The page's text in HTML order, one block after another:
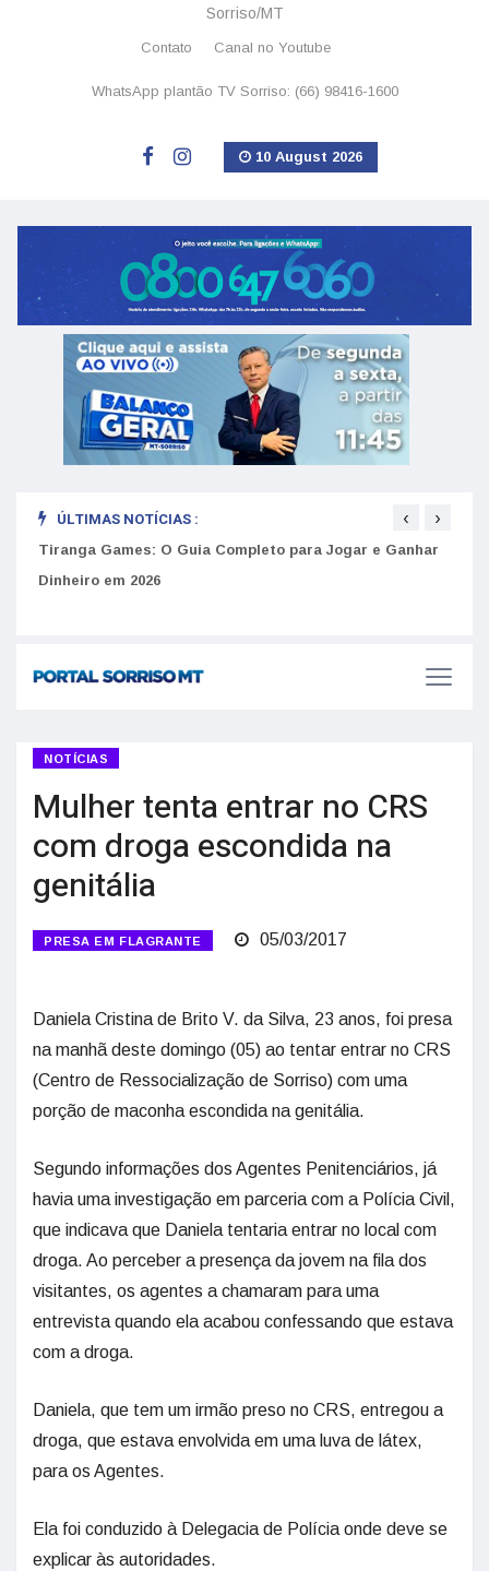
Sorriso/MT
Contato Canal no Youtube
WhatsApp plantão TV Sorriso: (66) 98416-1600
10 August 2026
ÚLTIMAS NOTÍCIAS :
Tiranga Games: O Guia Completo para Jogar e Ganhar
Dinheiro em 2026
‹ ›
NOTÍCIAS
Mulher tenta entrar no CRS
com droga escondida na
genitália
PRESA EM FLAGRANTE 05/03/2017
Daniela Cristina de Brito V. da Silva, 23 anos, foi presa
na manhã deste domingo (05) ao tentar entrar no CRS
(Centro de Ressocialização de Sorriso) com uma
porção de maconha escondida na genitália.
Segundo informações dos Agentes Penitenciários, já
havia uma investigação em parceria com a Polícia Civil,
que indicava que Daniela tentaria entrar no local com
droga. Ao perceber a presença da jovem na fila dos
visitantes, os agentes a chamaram para uma
entrevista quando ela acabou confessando que estava
com a droga.
Daniela, que tem um irmão preso no CRS, entregou a
droga, que estava envolvida em uma luva de látex,
para os Agentes.
Ela foi conduzido à Delegacia de Polícia onde deve se
explicar às autoridades.